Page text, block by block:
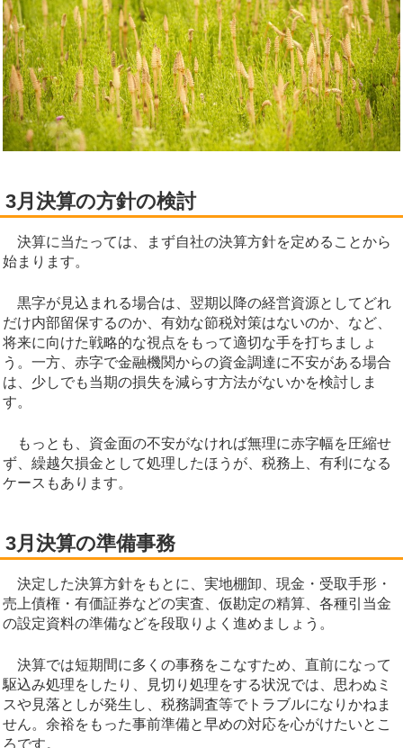
3月決算の方針の検討
決算に当たっては、まず自社の決算方針を定めることから
始まります。
黒字が見込まれる場合は、翌期以降の経営資源としてどれ
だけ内部留保するのか、有効な節税対策はないのか、など、
将来に向けた戦略的な視点をもって適切な手を打ちましょ
う。一方、赤字で金融機関からの資金調達に不安がある場合
は、少しでも当期の損失を減らす方法がないかを検討しま
す。
もっとも、資金面の不安がなければ無理に赤字幅を圧縮せ
ず、繰越欠損金として処理したほうが、税務上、有利になる
ケースもあります。
3月決算の準備事務
決定した決算方針をもとに、実地棚卸、現金・受取手形・
売上債権・有価証券などの実査、仮勘定の精算、各種引当金
の設定資料の準備などを段取りよく進めましょう。
決算では短期間に多くの事務をこなすため、直前になって
駆込み処理をしたり、見切り処理をする状況では、思わぬミ
スや見落としが発生し、税務調査等でトラブルになりかねま
せん。余裕をもった事前準備と早めの対応を心がけたいとこ
ろです。